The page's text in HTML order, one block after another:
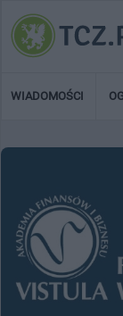
WIADOMOŚCI